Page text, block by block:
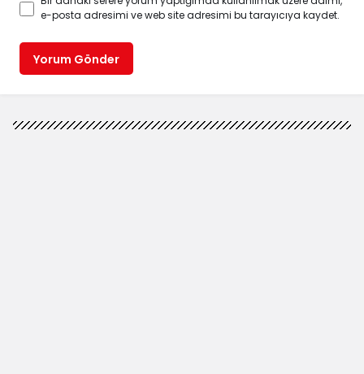
e-posta adresimi ve web site adresimi bu tarayıcıya kaydet.
Yorum Gönder